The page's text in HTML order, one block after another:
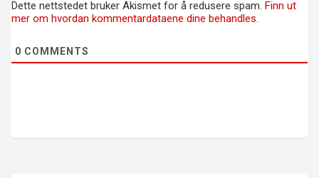
Dette nettstedet bruker Akismet for å redusere spam. Finn ut
mer om hvordan kommentardataene dine behandles.
0 COMMENTS